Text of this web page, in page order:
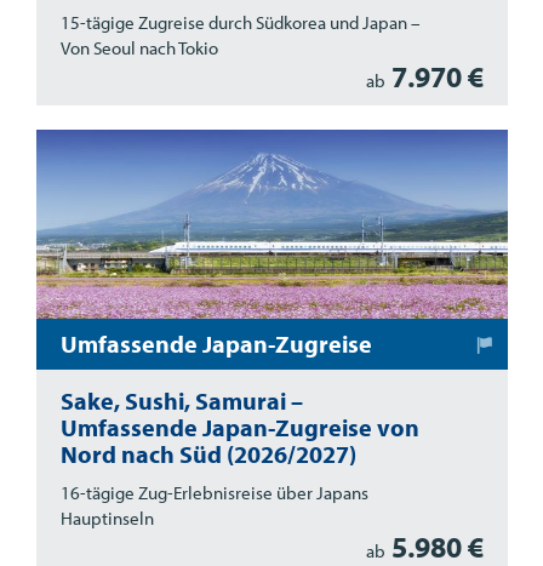
15-tägige Zugreise durch Südkorea und Japan –
Von Seoul nach Tokio
ab 7.970 €
Umfassende Japan-Zugreise
Sake, Sushi, Samurai –
Umfassende Japan-Zugreise von
Nord nach Süd (2026/2027)
16-tägige Zug-Erlebnisreise über Japans
Hauptinseln
ab 5.980 €